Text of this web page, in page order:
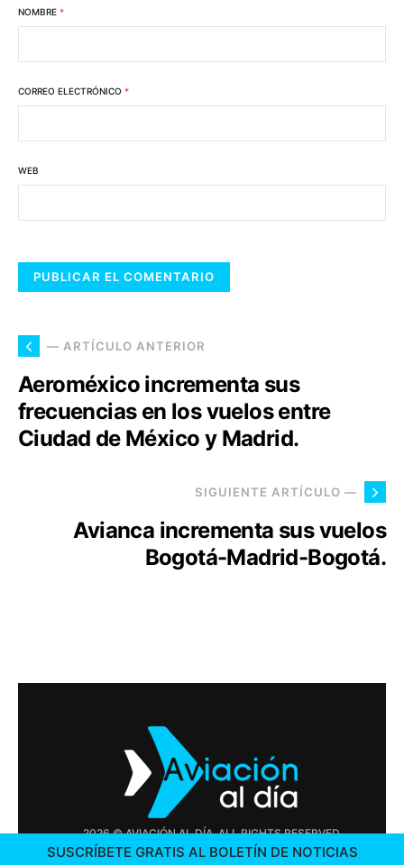
NOMBRE *
CORREO ELECTRÓNICO *
WEB
— ARTÍCULO ANTERIOR
Aeroméxico incrementa sus
frecuencias en los vuelos entre
Ciudad de México y Madrid.
SIGUIENTE ARTÍCULO —
Avianca incrementa sus vuelos
Bogotá-Madrid-Bogotá.
2026 © AVIACIÓN AL DÍA. ALL RIGHTS RESERVED
SUSCRÍBETE GRATIS AL BOLETÍN DE NOTICIAS